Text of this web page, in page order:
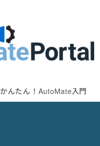
かんたん！AutoMate入門